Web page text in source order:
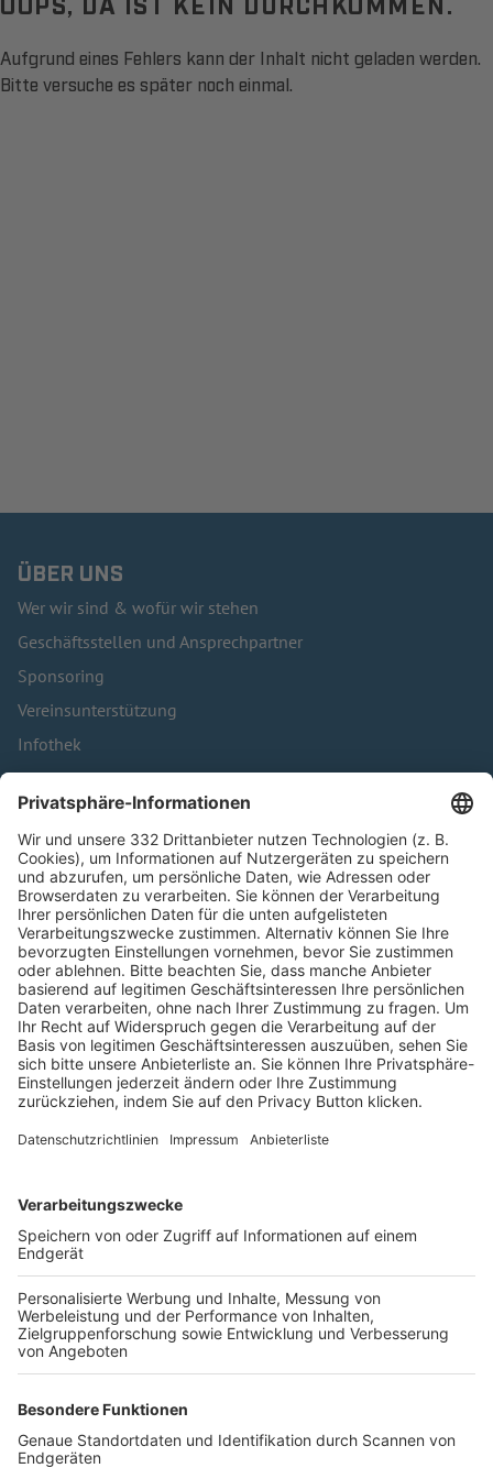
Aufgrund eines Fehlers kann der Inhalt nicht geladen werden.
Bitte versuche es später noch einmal.
ÜBER UNS
Wer wir sind & wofür wir stehen
Geschäftsstellen und Ansprechpartner
Sponsoring
Vereinsunterstützung
Infothek
Kontakt
HÄUFIG BESUCHTE SEITEN
Pässe und Vereinswechsel
Trainerausbildung
Schulungsangebot Vereinsmitarbeiter
BFV-Geschäftsstellen
Trainerbörse
Login SpielPlus
FOLGE DEM BFV
TOP-VEREINE
TOP-PARTNER